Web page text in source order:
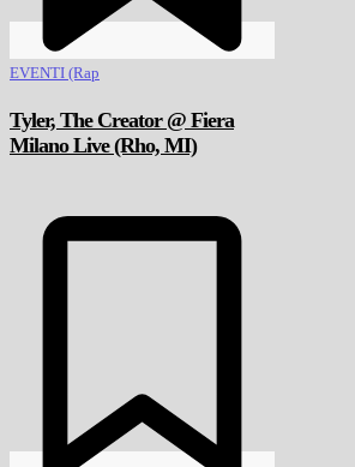
EVENTI (Rap
Tyler, The Creator @ Fiera
Milano Live (Rho, MI)